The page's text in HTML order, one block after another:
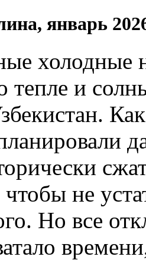
январь
холодные
тепле и
не
Но все